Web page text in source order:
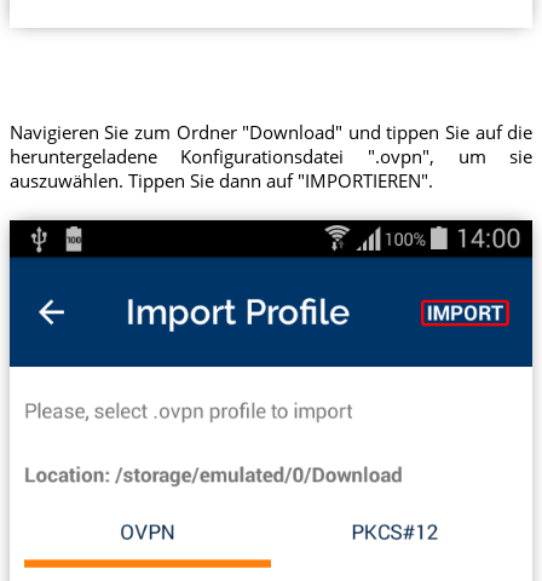
Navigieren Sie zum Ordner "Download" und tippen Sie auf die
heruntergeladene Konfigurationsdatei ".ovpn", um sie
auszuwählen. Tippen Sie dann auf "IMPORTIEREN".